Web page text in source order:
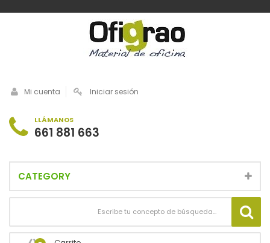
Mi cuenta Iniciar sesión
LLÁMANOS
661 881 663
CATEGORY